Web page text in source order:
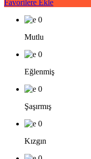
Favorilere Ekle
0
Mutlu
0
Eğlenmiş
0
Şaşırmış
0
Kızgın